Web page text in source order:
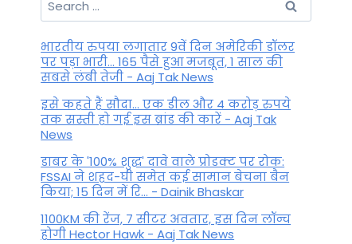
for:
भारतीय रुपया लगातार 9वें दिन अमेरिकी डॉलर
पर पड़ा भारी... 165 पैसे हुआ मजबूत, 1 साल की
सबसे लंबी तेजी - Aaj Tak News
इसे कहते हैं सौदा... एक डील और 4 करोड़ रुपये
तक सस्ती हो गई इस ब्रांड की कारें - Aaj Tak
News
डाबर के '100% शुद्ध' दावे वाले प्रोडक्ट पर रोक:
FSSAI ने शहद-घी समेत कई सामान बेचना बैन
किया; 15 दिन में रि... - Dainik Bhaskar
1100KM की रेंज, 7 सीटर अवतार, इस दिन लॉन्च
होगी Hector Hawk - Aaj Tak News